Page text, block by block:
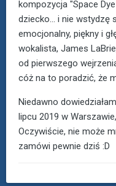
kompozycja "Space
dziecko... i nie wstydzę
emocjonalny, piękny i
wokalista, James
od pierwszego
cóż na to poradzić, że
Niedawno
lipcu 2019 w
Oczywiście, nie może
zamówi pewnie dziś :D